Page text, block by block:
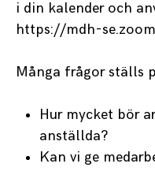
i din kalender och
https://mdh-
Många frågor ställs
Hur mycket bör
anställda?
Kan vi ge